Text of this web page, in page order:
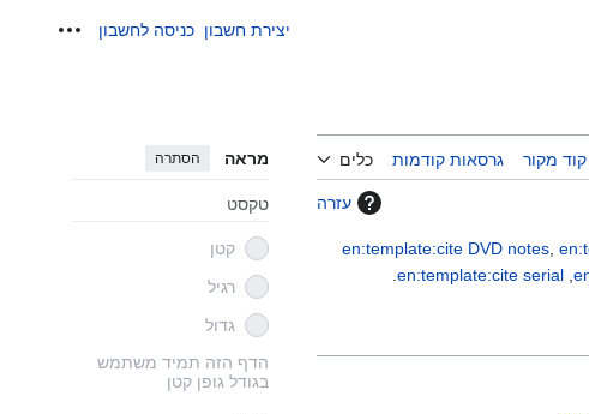
יצירת חשבון כניסה לחשבוןכלים אישיים
מקור גרסאות קודמות כלים מראה הסתרה
טקסט
קטן
רגיל
גדול
הדף הזה תמיד משתמש
בגודל גופן קטן
עזרה
en:template:cite DVD notes
en:template:cite serial